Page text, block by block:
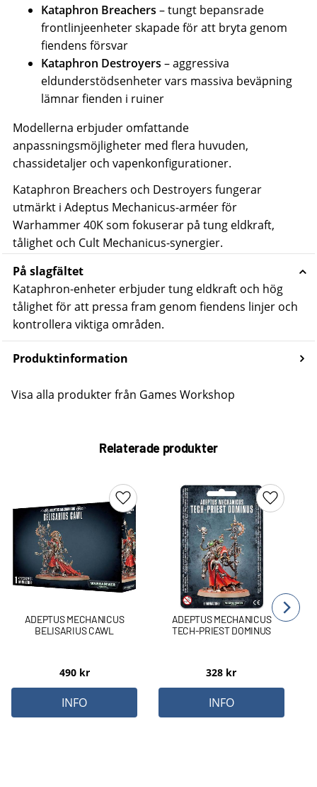
Kataphron Breachers – tungt bepansrade
frontlinjeenheter skapade för att bryta genom
fiendens försvar
Kataphron Destroyers – aggressiva
eldunderstödsenheter vars massiva beväpning
lämnar fienden i ruiner
Modellerna erbjuder omfattande
anpassningsmöjligheter med flera huvuden,
chassidetaljer och vapenkonfigurationer.
Kataphron Breachers och Destroyers fungerar
utmärkt i Adeptus Mechanicus-arméer för
Warhammer 40K som fokuserar på tung eldkraft,
tålighet och Cult Mechanicus-synergier.
På slagfältet
Kataphron-enheter erbjuder tung eldkraft och hög
tålighet för att pressa fram genom fiendens linjer och
kontrollera viktiga områden.
Produktinformation
Visa alla produkter från Games Workshop
Relaterade produkter
ADEPTUS MECHANICUS
BELISARIUS CAWL
490kr
Lägg till i favoriter
INFO
ADEPTUS MECHANICUS
TECH-PRIEST DOMINUS
328 kr
Lägg till
INFO